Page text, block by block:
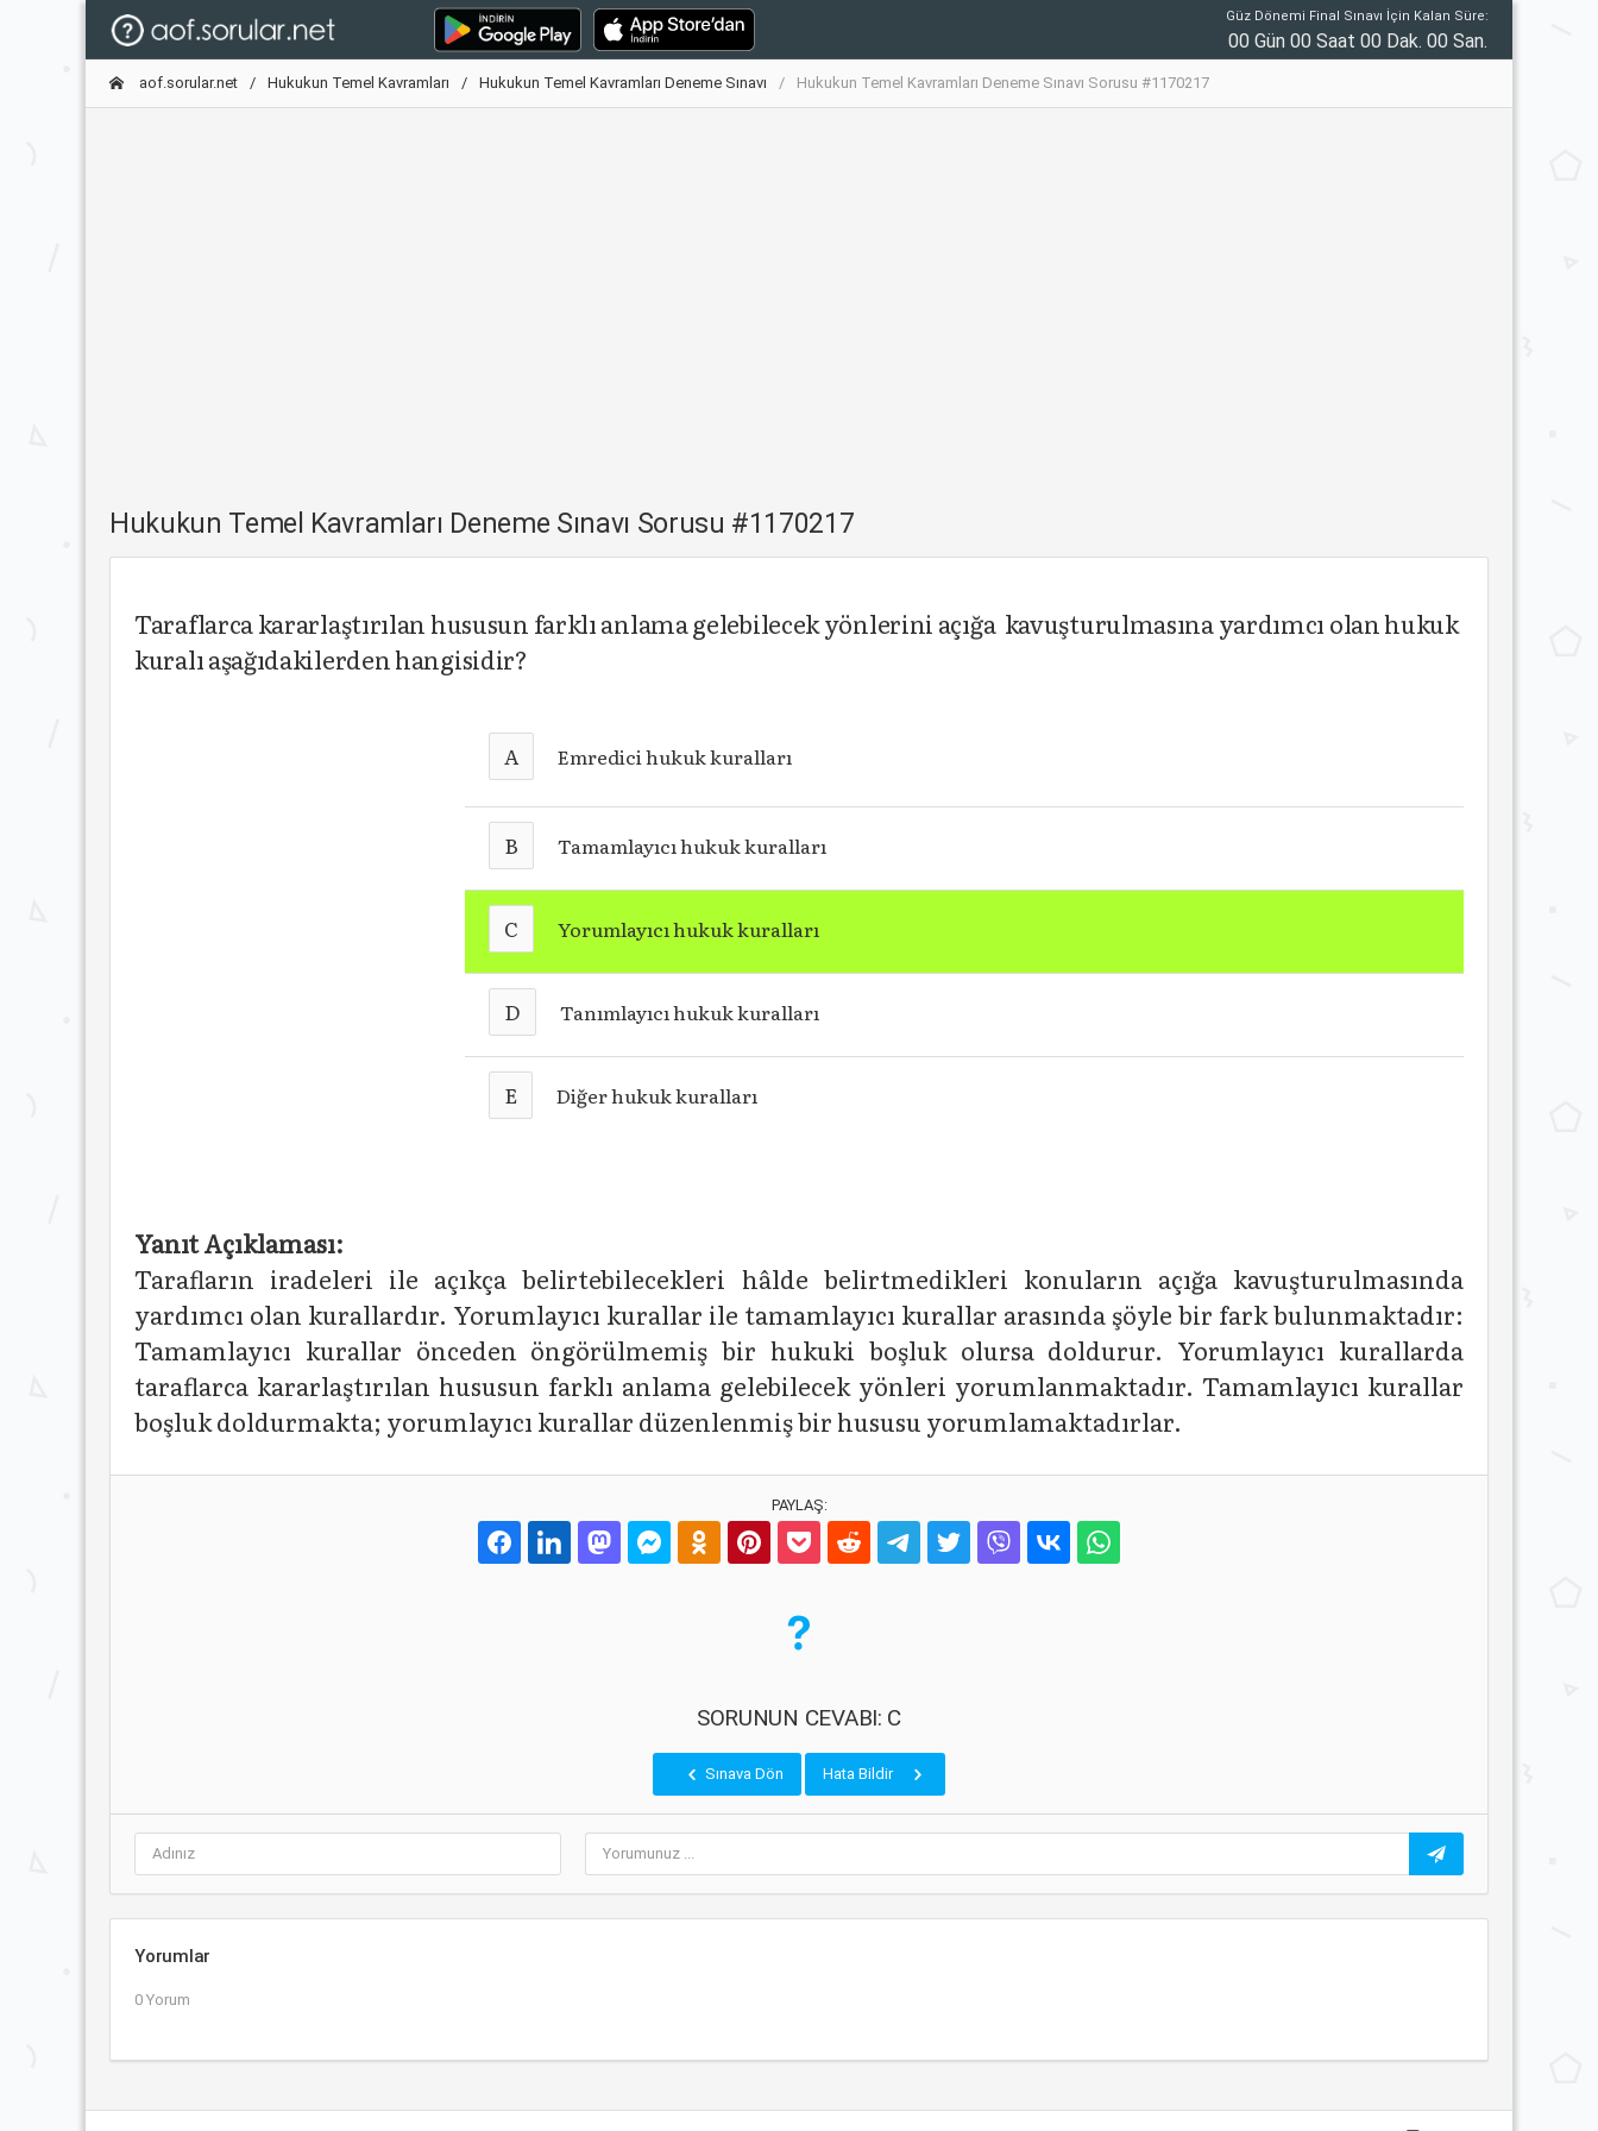
Güz Dönemi Final Sınavı İçin Kalan Süre:
00 Gün 00 Saat 00 Dak. 00 San.
aof.sorular.net Hukukun Temel Kavramları Hukukun Temel Kavramları Deneme Sınavı Hukukun Temel Kavramları Deneme Sınavı Sorusu #1170217
Hukukun Temel Kavramları Deneme Sınavı Sorusu #1170217
Taraflarca kararlaştırılan hususun farklı anlama gelebilecek yönlerini açığa kavuşturulmasına yardımcı olan hukuk
kuralı aşağıdakilerden hangisidir?
A Emredici hukuk kuralları
B Tamamlayıcı hukuk kuralları
C Yorumlayıcı hukuk kuralları
D Tanımlayıcı hukuk kuralları
E Diğer hukuk kuralları
Yanıt Açıklaması:
Tarafların iradeleri ile açıkça belirtebilecekleri hâlde belirtmedikleri konuların açığa kavuşturulmasında
yardımcı olan kurallardır. Yorumlayıcı kurallar ile tamamlayıcı kurallar arasında şöyle bir fark bulunmaktadır:
Tamamlayıcı kurallar önceden öngörülmemiş bir hukuki boşluk olursa doldurur. Yorumlayıcı kurallarda
taraflarca kararlaştırılan hususun farklı anlama gelebilecek yönleri yorumlanmaktadır. Tamamlayıcı kurallar
boşluk doldurmakta; yorumlayıcı kurallar düzenlenmiş bir hususu yorumlamaktadırlar.
PAYLAŞ:
SORUNUN CEVABI: C
Sınava Dön Hata Bildir
Yorumlar
0 Yorum